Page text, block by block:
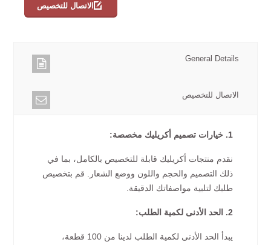
الاتصال للتخصيص
General Details
الاتصال للتخصيص
1. خيارات تصميم أكريليك مخصصة:
نقدم منتجات أكريليك قابلة للتخصيص بالكامل، بما في
ذلك التصميم والحجم واللون ووضع الشعار. قم بتخصيص
طلبك لتلبية مواصفاتك الدقيقة.
2. الحد الأدنى لكمية الطلب:
يبدأ الحد الأدنى لكمية الطلب لدينا من 100 قطعة،